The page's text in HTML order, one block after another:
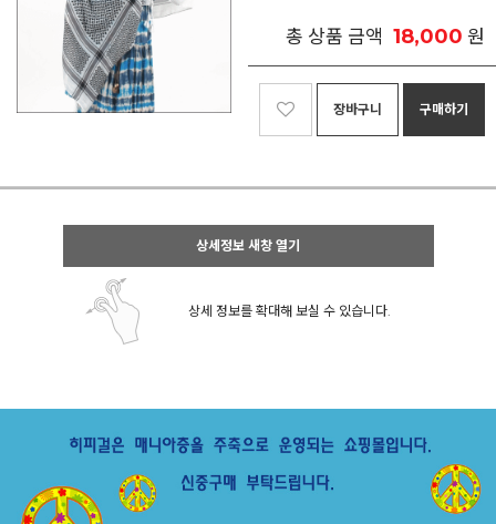
총 상품 금액 18,000 원
장바구니 구매하기
상세정보 새창 열기
상세 정보를 확대해 보실 수 있습니다.